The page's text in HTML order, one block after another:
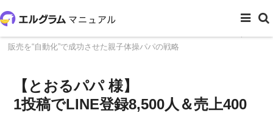
販売を“自動化”で成功させた親子体操パパの戦略
【とおるパパ 様】
1投稿でLINE登録8,500人＆売上400